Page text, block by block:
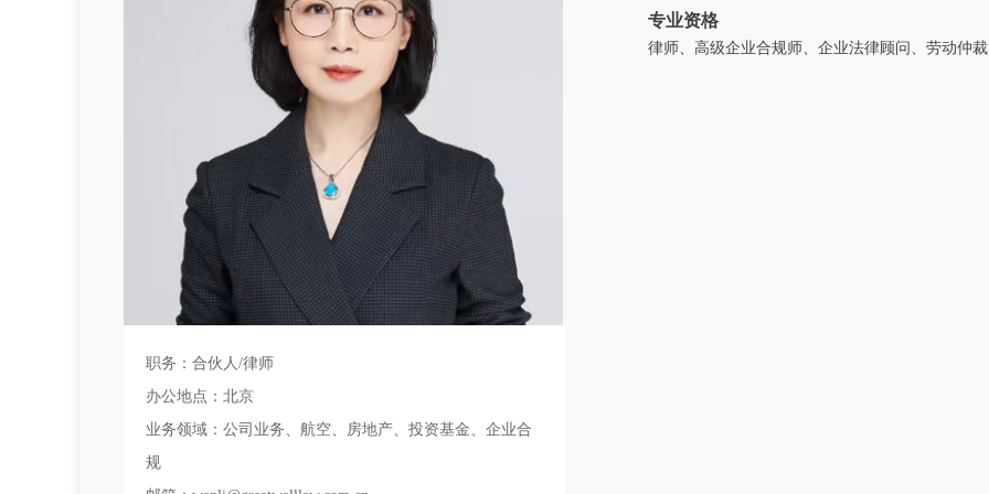
专业资格
律师、高级企业合规师、企业法律顾问、劳动仲
职务：合伙人/律师
办公地点：北京
业务领域：公司业务、航空、房地产、投资基金、企业合
规